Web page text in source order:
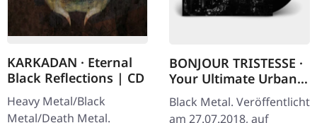
KARKADAN · Eternal
Black Reflections | CD
Heavy Metal/Black
Metal/Death Metal.
BONJOUR TRISTESSE ·
Your Ultimate Urban
Nightmare | BLACK LP
Black Metal. Veröffentlicht
am 27.07.2018, auf